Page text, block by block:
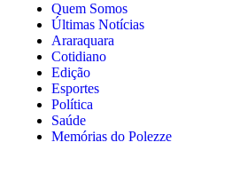
Quem Somos
Últimas Notícias
Araraquara
Cotidiano
Edição
Esportes
Política
Saúde
Memórias do Polezze